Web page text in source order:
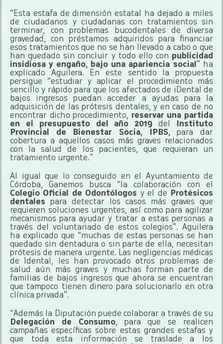
“Esta estafa de dimensión estatal ha dejado a miles
de ciudadanos y ciudadanas con tratamientos sin
terminar, con problemas bucodentales de diversa
gravedad, con préstamos adquiridos para financiar
esos tratamientos que no se han llevado a cabo o que
han quedado sin concluir y todo ello con publicidad
insidiosa y engaño, bajo una apariencia social ” ha
explicado Aguilera. En este sentido la propuesta
persigue “estudiar y aplicar el procedimiento más
sencillo y rápido para que los afectados de iDental de
bajos ingresos puedan acceder a ayudas para la
adquisición de las prótesis dentales, y en caso de no
encontrar dicho procedimiento, reservar una partida
en el presupuesto del año 2019 del
Instituto
Provincial de Bienestar Socia, IPBS,para dar
cobertura a aquellos casos más graves relacionados
con la salud de los pacientes, que requieran un
tratamiento urgente.”
Al igual que lo conseguido en el Ayuntamiento de
Córdoba, Ganemos busca “la colaboración con el
Colegio Oficial de Odontólogos y el de
Protésicos
dentales para detectar los casos más graves que
requieren soluciones urgentes, así como para agilizar
mecanismos para ayudar y tratar a estas personas a
través del voluntariado de estos colegios”. Aguilera
ha explicado que “muchas de estas personas se han
quedado sin dentadura o sin parte de ella, necesitan
prótesis de manera urgente. Las negligencias médicas
de Idental, les han provocado otros problemas de
salud aún más graves y muchas forman parte de
familias de bajos ingresos que ahora se encuentran
que tampoco tienen dinero para solucionarlo en otra
clínica privada”.
“Además la Diputación puede colaborar a través de su
Delegación de Consumo, para que se realicen
campañas específicas sobre estas grandes estafas y
que toda esta información se traslade a los